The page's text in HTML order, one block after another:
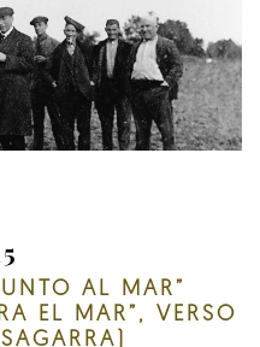
AL MAR”
EL MAR”, VERSO